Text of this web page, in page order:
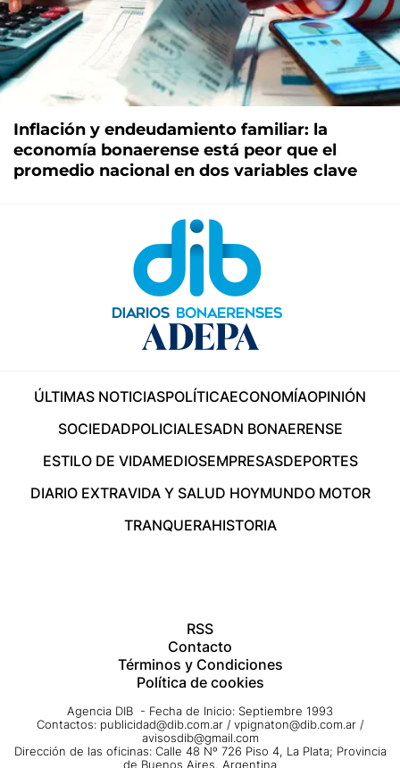
Inflación y endeudamiento familiar: la
economía bonaerense está peor que el
promedio nacional en dos variables clave
ÚLTIMAS NOTICIASPOLÍTICAECONOMÍAOPINIÓN
SOCIEDADPOLICIALESADN BONAERENSE
ESTILO DE VIDAMEDIOSEMPRESASDEPORTES
DIARIO EXTRAVIDA Y SALUD HOYMUNDO MOTOR
TRANQUERAHISTORIA
RSS
Contacto
Términos y Condiciones
Política de cookies
Agencia DIB - Fecha de Inicio: Septiembre 1993
Contactos: publicidad@dib.com.ar / vpignaton@dib.com.ar /
avisosdib@gmail.com
Dirección de las oficinas: Calle 48 Nº 726 Piso 4, La Plata; Provincia
de Buenos Aires, Argentina